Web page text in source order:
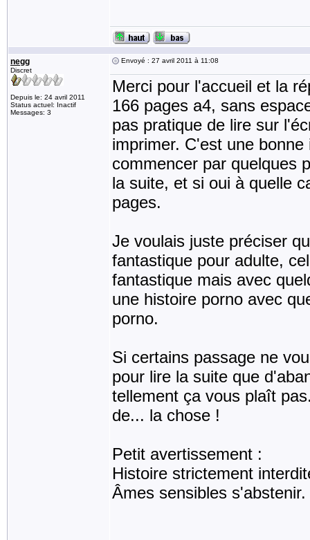
negg
Discret
Depuis le: 24 avril 2011
Status actuel: Inactif
Messages: 3
Envoyé : 27 avril 2011 à 11:08
Merci pour l'accueil et la
166 pages a4, sans
pas pratique de lire sur
imprimer. C'est une
commencer par quelques
la suite, et si oui à quelle
pages.
Je voulais juste préciser
fantastique pour adulte,
fantastique mais avec
une histoire porno avec
porno.
Si certains passage ne
pour lire la suite que
tellement ça vous plaît
de... la chose !
Petit avertissement :
Histoire strictement
Âmes sensibles s'abstenir.